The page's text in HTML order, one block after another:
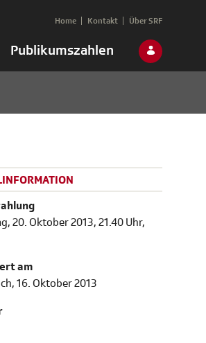
Publikumszahlen
Home Kontakt Über SRF
20. Oktober 2013, 21.40 Uhr,
am
16. Oktober 2013